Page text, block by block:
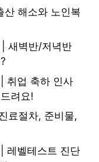
산 해소와 노인복
새벽반/저녁반
취업 축하 인사
려요!
료절차, 준비물,
레벨테스트 진단